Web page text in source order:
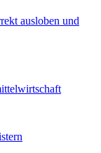
ausloben und